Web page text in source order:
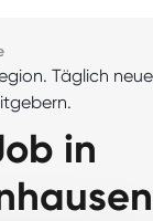
Täglich neue
in